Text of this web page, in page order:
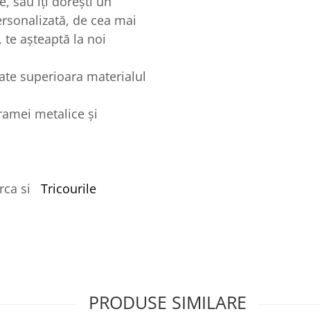
de cea mai
aşteaptă la noi
superioara materialul
metalice și
si Tricourile
PRODUSE SIMILARE